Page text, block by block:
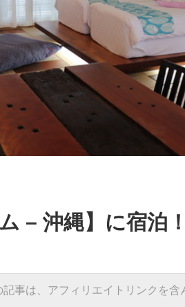
– 沖縄】に宿泊
記事は、アフィリエイトリンクを含